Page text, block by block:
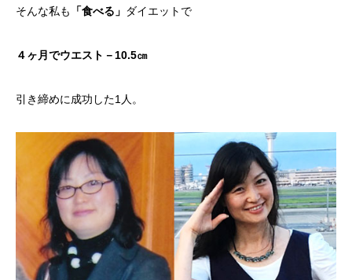
そんな私も 「食べる」 ダイエットで
４ヶ月でウエスト－10.5㎝
引き締めに成功した1人。